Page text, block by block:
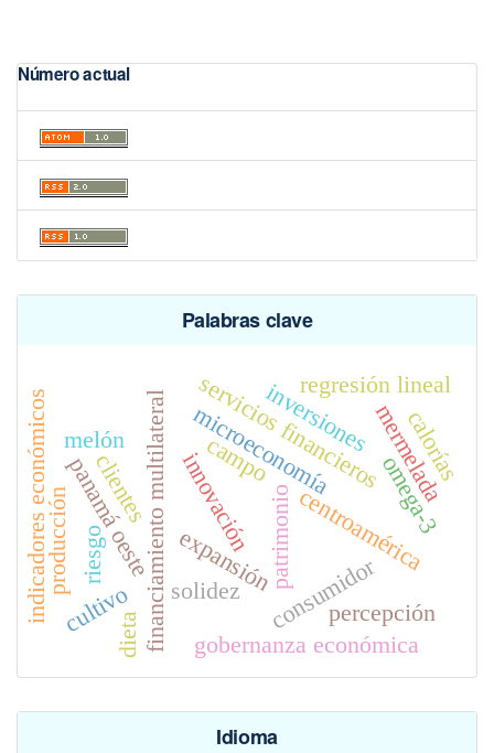
Número actual
Palabras clave
campo
microeconomía
financiamiento multilateral patrimonio
servicios financieros
centroamérica
solidez
expansión
innovación
consumidor
panamá oeste omega-3
inversiones
regresión lineal
indicadores económicos
gobernanza económica
percepción
melón mermelada
riesgo
cultivo
dieta
calorías
clientes
producción
Idioma